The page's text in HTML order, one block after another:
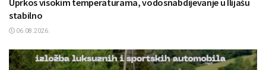
Uprkos visokim temperaturama, vodosnabdijevanje u Ilijašu
stabilno
06.08.2026.